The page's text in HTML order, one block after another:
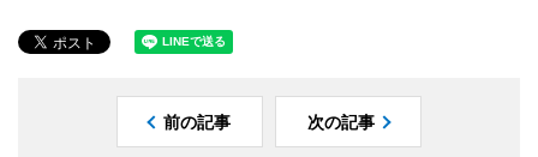
前の記事 次の記事